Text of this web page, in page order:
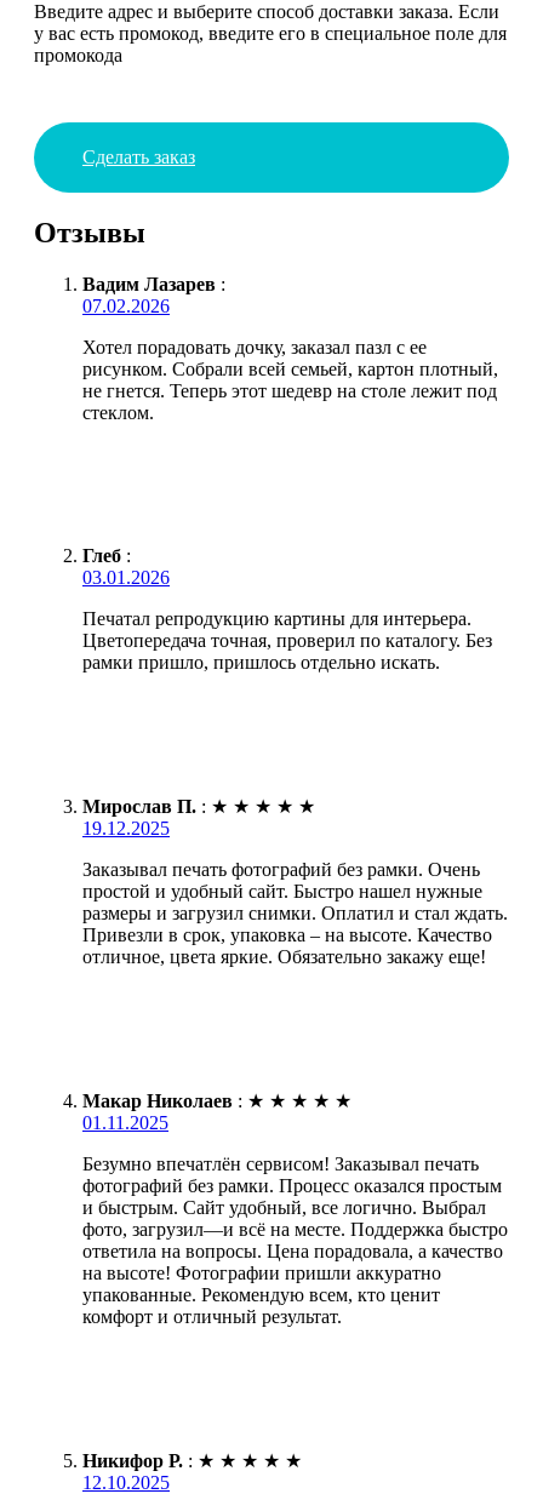
Введите адрес и выберите способ доставки заказа. Если
у вас есть промокод, введите его в специальное поле для
промокода
Сделать заказ
Отзывы
Вадим Лазарев :
07.02.2026
Хотел порадовать дочку, заказал пазл с ее
рисунком. Собрали всей семьей, картон плотный,
не гнется. Теперь этот шедевр на столе лежит под
стеклом.
Глеб :
03.01.2026
Печатал репродукцию картины для интерьера.
Цветопередача точная, проверил по каталогу. Без
рамки пришло, пришлось отдельно искать.
Мирослав П. : ★ ★ ★ ★ ★
19.12.2025
Заказывал печать фотографий без рамки. Очень
простой и удобный сайт. Быстро нашел нужные
размеры и загрузил снимки. Оплатил и стал ждать.
Привезли в срок, упаковка – на высоте. Качество
отличное, цвета яркие. Обязательно закажу еще!
Макар Николаев : ★ ★ ★ ★ ★
01.11.2025
Безумно впечатлён сервисом! Заказывал печать
фотографий без рамки. Процесс оказался простым
и быстрым. Сайт удобный, все логично. Выбрал
фото, загрузил—и всё на месте. Поддержка быстро
ответила на вопросы. Цена порадовала, а качество
на высоте! Фотографии пришли аккуратно
упакованные. Рекомендую всем, кто ценит
комфорт и отличный результат.
Никифор Р. : ★ ★ ★ ★ ★
12.10.2025